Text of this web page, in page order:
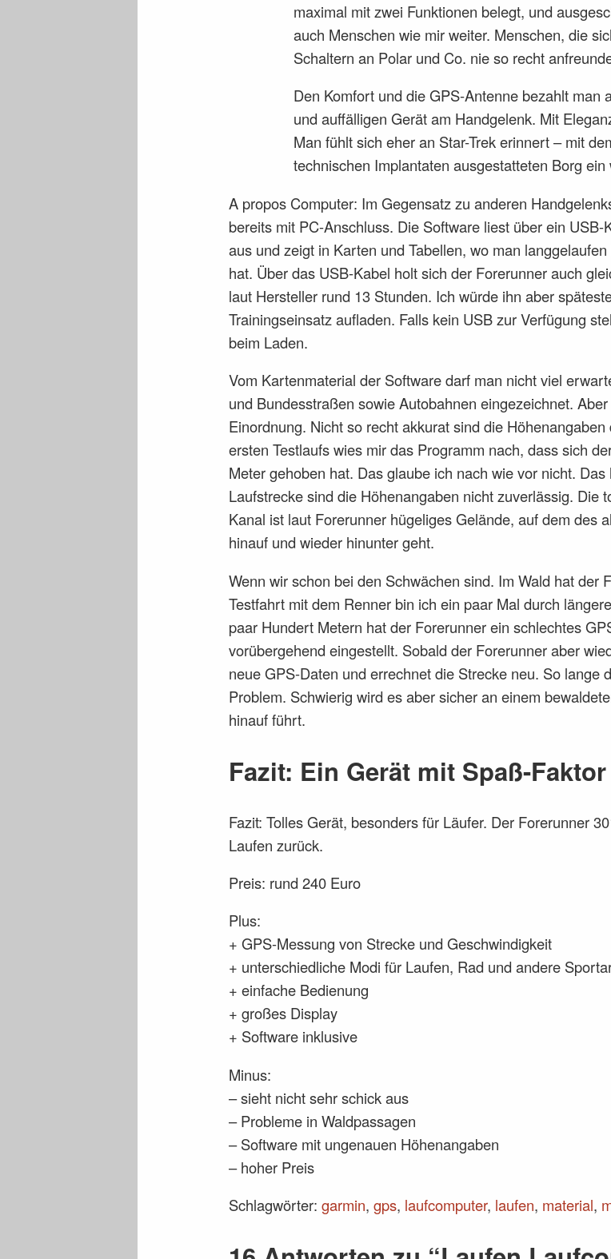
maximal mit zwei Funktionen belegt, und
auch Menschen wie mir weiter. Menschen, die
Schaltern an Polar und Co. nie so recht
Den Komfort und die GPS-Antenne bezahlt man
und auffälligen Gerät am Handgelenk. Mit
Man fühlt sich eher an Star-Trek erinnert – mit
technischen Implantaten ausgestatteten Borg ein
A propos Computer: Im Gegensatz zu anderen
bereits mit PC-Anschluss. Die Software liest über ein
aus und zeigt in Karten und Tabellen, wo man
hat. Über das USB-Kabel holt sich der Forerunner auch
laut Hersteller rund 13 Stunden. Ich würde ihn aber
Trainingseinsatz aufladen. Falls kein USB zur Verfügung
beim Laden.
Vom Kartenmaterial der Software darf man nicht viel
und Bundesstraßen sowie Autobahnen eingezeichnet.
Einordnung. Nicht so recht akkurat sind die
ersten Testlaufs wies mir das Programm nach, dass sich
Meter gehoben hat. Das glaube ich nach wie vor nicht.
Laufstrecke sind die Höhenangaben nicht zuverlässig. Die
Kanal ist laut Forerunner hügeliges Gelände, auf dem des
hinauf und wieder hinunter geht.
Wenn wir schon bei den Schwächen sind. Im Wald hat der
Testfahrt mit dem Renner bin ich ein paar Mal durch
paar Hundert Metern hat der Forerunner ein schlechtes
vorübergehend eingestellt. Sobald der Forerunner aber
neue GPS-Daten und errechnet die Strecke neu. So lange
Problem. Schwierig wird es aber sicher an einem
hinauf führt.
Fazit: Ein Gerät mit Spaß-
Fazit: Tolles Gerät, besonders für Läufer. Der Forerunner
Laufen zurück.
Preis: rund 240 Euro
Plus:
+ GPS-Messung von Strecke und Geschwindigkeit
+ unterschiedliche Modi für Laufen, Rad und andere
+ einfache Bedienung
+ großes Display
+ Software inklusive
Minus:
– sieht nicht sehr schick aus
– Probleme in Waldpassagen
– Software mit ungenauen Höhenangaben
– hoher Preis
Schlagwörter: garmin, gps, laufcomputer, laufen, material,